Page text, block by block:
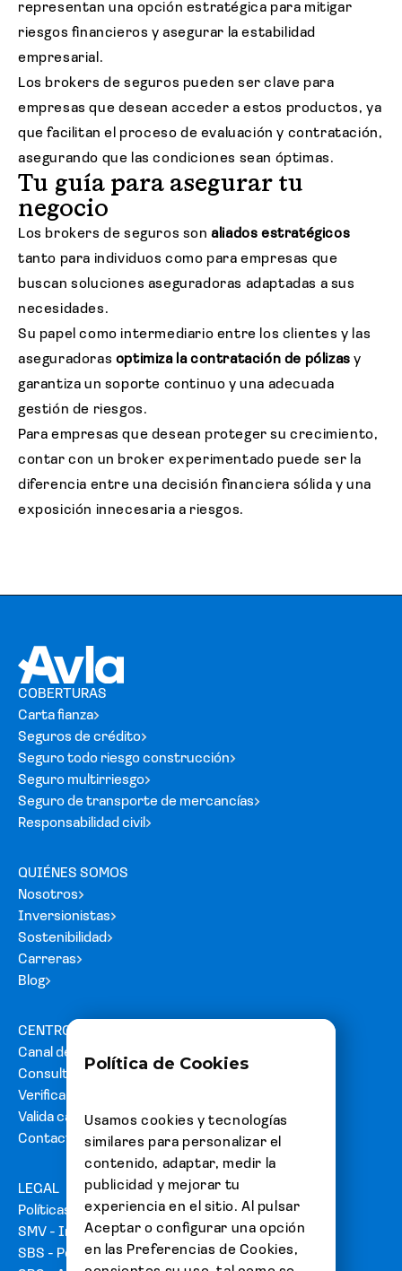
representan una opción estratégica para mitigar
riesgos financieros y asegurar la estabilidad
empresarial.
Los brokers de seguros pueden ser clave para
empresas que desean acceder a estos productos, ya
que facilitan el proceso de evaluación y contratación,
asegurando que las condiciones sean óptimas.
Tu guía para asegurar tu
negocio
Los brokers de seguros sonaliados estratégicos
tanto para individuos como para empresas que
buscan soluciones aseguradoras adaptadas a sus
necesidades.
Su papel como intermediario entre los clientes y las
aseguradoras optimiza la contratación de pólizas y
garantiza un soporte continuo y una adecuada
gestión de riesgos.
Para empresas que desean proteger su crecimiento,
contar con un broker experimentado puede ser la
diferencia entre una decisión financiera sólida y una
exposición innecesaria a riesgos.
COBERTURAS
Carta fianza
Seguros de crédito
Seguro todo riesgo construcción
Seguro multirriesgo
Seguro de transporte de mercancías
Responsabilidad civil
QUIÉNES SOMOS
Nosotros
Inversionistas
Sostenibilidad
Carreras
Blog
CENTRO DE AYUDA
Canal de denuncias
Consultas y reclamos
Verifica tu carta fianza
Valida cartas de acreditación
Contacto
LEGAL
Políticas
SMV - Información del emisor
SBS - Portal de usuarios
Política de Cookies
Usamos cookies y tecnologías
similares para personalizar el
contenido, adaptar, medir la
publicidad y mejorar tu
experiencia en el sitio. Al pulsar
Aceptar o configurar una opción
en las Preferencias de Cookies,